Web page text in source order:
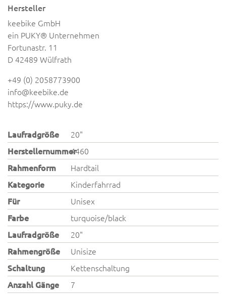
Hersteller
keebike GmbH
ein PUKY® Unternehmen
Fortunastr. 11
D 42489 Wülfrath
+49 (0) 2058773900
info@keebike.de
https://www.puky.de
Laufradgröße
20"
Herstellernummer4460
Rahmenform
Hardtail
Kategorie
Kinderfahrrad
Für
Unisex
Farbe
turquoise/black
Laufradgröße
20"
Rahmengröße
Unisize
Schaltung
Kettenschaltung
Anzahl Gänge
7